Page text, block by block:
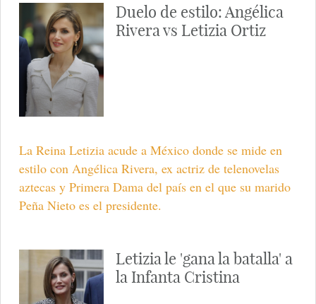
Duelo de estilo: Angélica
Rivera vs Letizia Ortiz
La Reina Letizia acude a México donde se mide en
estilo con Angélica Rivera, ex actriz de telenovelas
aztecas y Primera Dama del país en el que su marido
Peña Nieto es el presidente.
Letizia le 'gana la batalla' a
la Infanta Cristina